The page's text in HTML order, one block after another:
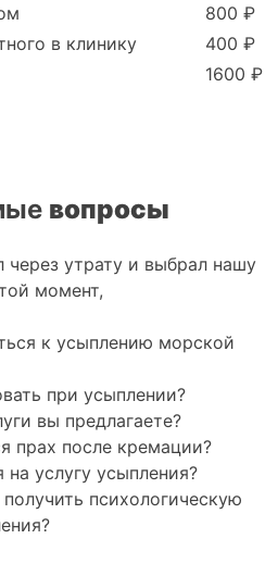
800 ₽
в клинику
400 ₽
1600 ₽
вопросы
утрату и выбрал нашу
момент,
к усыплению морской
при усыплении?
вы предлагаете?
прах после кремации?
на услугу усыпления?
психологическую